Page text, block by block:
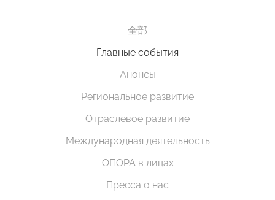
全部
Главные события
Анонсы
Региональное развитие
Отраслевое развитие
Международная деятельность
ОПОРА в лицах
Пресса о нас